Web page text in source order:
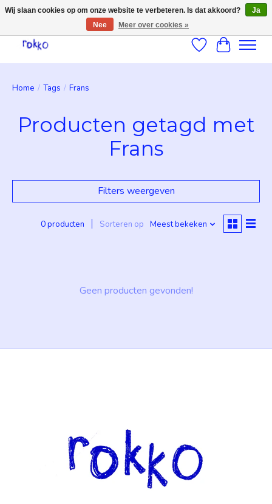
Verlanglijst
Home / Tags / Frans
Producten getagd met
Frans
Filters weergeven
0 producten Sorteren op Meest bekeken
Geen producten gevonden!
Wij slaan cookies op om onze website te verbeteren. Is dat akkoord?
Ja
Nee
Meer over cookies »